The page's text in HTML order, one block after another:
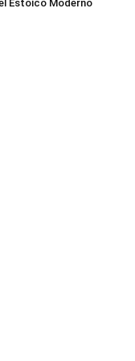
Estoico Moderno